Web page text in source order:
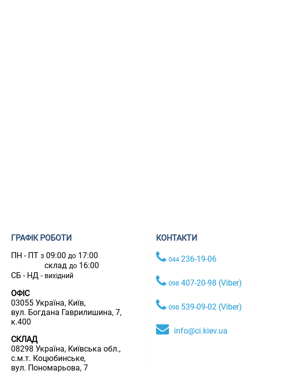
ГРАФІК РОБОТИ
ПН - ПТ з09:00 до17:00
склад до16:00
СБ - НД - вихідний
ОФІС
03055 Україна, Київ,
вул. Богдана Гаврилишина, 7,
к.400
СКЛАД
08298 Україна, Київська обл.,
с.м.т. Коцюбинське,
вул. Пономарьова, 7
КОНТАКТИ
044 236-19-06
098 407-20-98 (Viber)
098 539-09-02 (Viber)
info@ci.kiev.ua